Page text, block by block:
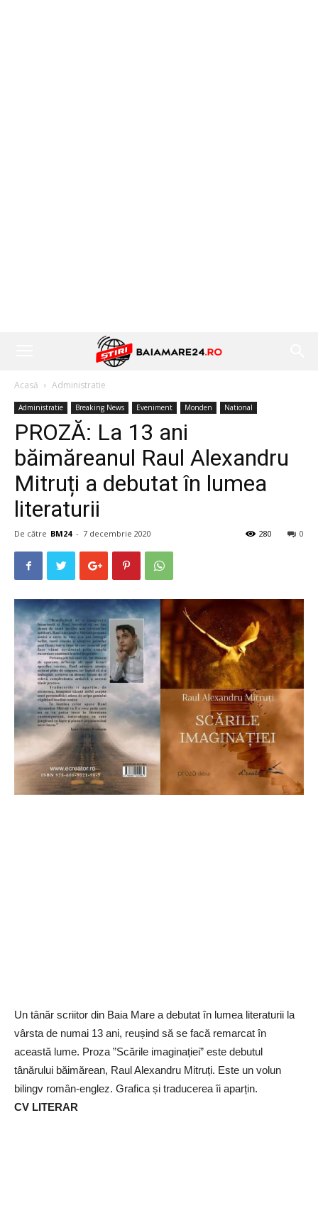
Acasă Administratie
Administratie Breaking News Eveniment Monden National
PROZĂ: La 13 ani
băimăreanul Raul Alexandru
Mitruți a debutat în lumea
literaturii
De către BM24 - 7 decembrie 2020 0
280
Un tânăr scriitor din Baia Mare a debutat în lumea literaturii la
vârsta de numai 13 ani, reușind să se facă remarcat în
această lume. Proza ”Scările imaginației” este debutul
tânărului băimărean, Raul Alexandru Mitruți. Este un volun
bilingv român-englez. Grafica și traducerea îi aparțin.
CV LITERAR